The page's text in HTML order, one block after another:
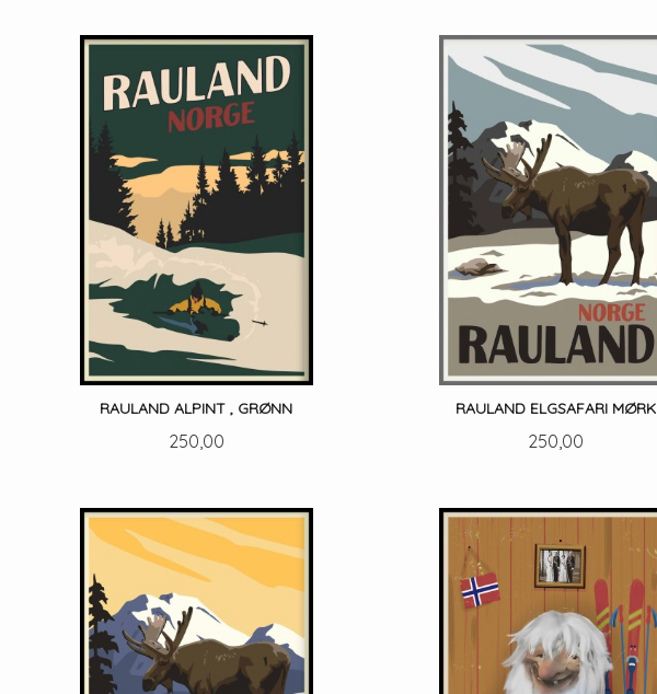
LES MER LES MER
RAULAND ALPINT , GRØNN
Pris
250,00
LES MER
RAULAND ELGSAFARI MØRK
Pris
250,00
LES MER